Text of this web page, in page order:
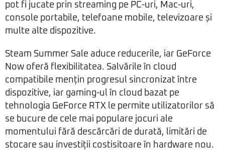
pot fi jucate prin streaming pe PC-uri, Mac-uri,
console portabile, telefoane mobile, televizoare și
multe alte dispozitive.
Steam Summer Sale aduce reducerile, iar GeForce
Now oferă flexibilitatea. Salvările în cloud
compatibile mențin progresul sincronizat între
dispozitive, iar gaming-ul în cloud bazat pe
tehnologia GeForce RTX le permite utilizatorilor să
se bucure de cele mai populare jocuri ale
momentului fără descărcări de durată, limitări de
stocare sau investiții costisitoare în hardware nou.